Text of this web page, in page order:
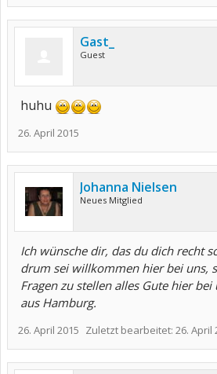
Gast_
Guest
huhu
26. April 2015
Johanna Nielsen
Neues Mitglied
Ich wünsche dir, das du dich recht
drum sei willkommen hier bei uns,
Fragen zu stellen alles Gute hier bei
aus Hamburg.
26. April 2015 Zuletzt bearbeitet: 26. April